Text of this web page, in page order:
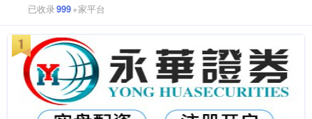
已收录999+家平台